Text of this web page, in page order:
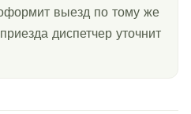
выезд по тому же
диспетчер уточнит